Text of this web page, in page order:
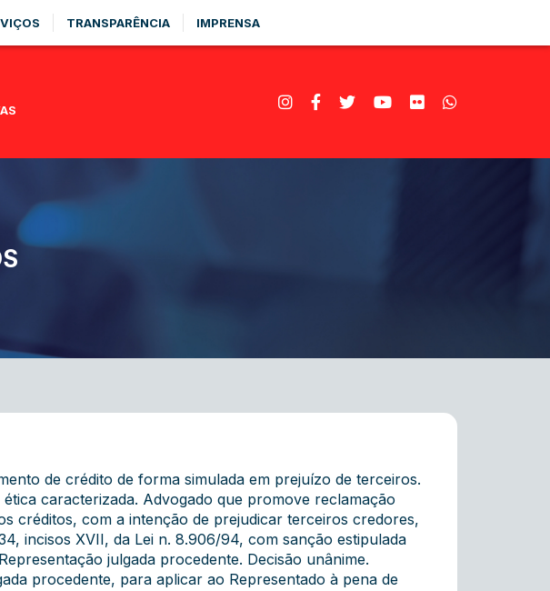
TRANSPARÊNCIA IMPRENSA
de crédito de forma simulada em prejuízo de terceiros.
caracterizada. Advogado que promove reclamação
créditos, com a intenção de prejudicar terceiros credores,
incisos XVII, da Lei n. 8.906/94, com sanção estipulada
julgada procedente. Decisão unânime.
procedente, para aplicar ao Representado à pena de